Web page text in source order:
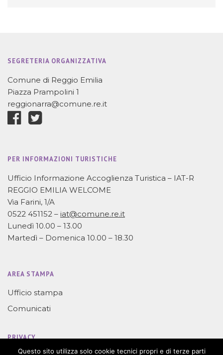
SEGRETERIA ORGANIZZATIVA
Comune di Reggio Emilia
Piazza Prampolini 1
reggionarra@comune.re.it
PER INFORMAZIONI TURISTICHE
Ufficio Informazione Accoglienza Turistica – IAT-R
REGGIO EMILIA WELCOME
Via Farini, 1/A
0522 451152 – iat@comune.re.it
Lunedì 10.00 – 13.00
Martedì – Domenica 10.00 – 18.30
AREA STAMPA
Ufficio stampa
Comunicati
PRIVACY
Questo sito utilizza solo cookie tecnici propri e di terze parti